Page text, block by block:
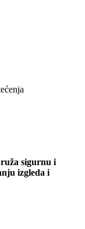
sigurnu i
izgleda i